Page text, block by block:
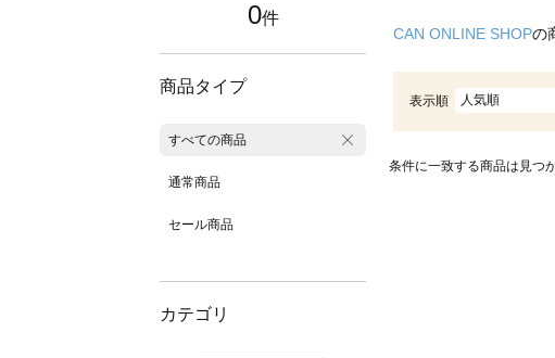
0件
商品タイプ
すべての商品
通常商品
セール商品
カテゴリ
CAN ONLINE SHOPの
表示順 人気順
条件に一致する商品は見つ